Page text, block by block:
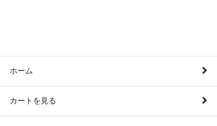
ホーム
カートを見る